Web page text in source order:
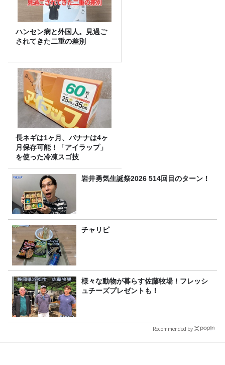
ハンセン病と外国人。見過ご
されてきた二重の差別
長ネギは1ヶ月、バナナは4ヶ
月保存可能！「アイラップ」
を使った冷凍スゴ技
岩井勇気生誕祭2026 514回目のターン！
チャリピ
様々な動物が暮らす佐藤牧場！フレッシ
ュチーズプレゼントも！
Recommended by